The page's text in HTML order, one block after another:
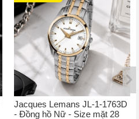
Jacques Lemans JL-1-1763D
- Đồng hồ Nữ - Size mặt 28